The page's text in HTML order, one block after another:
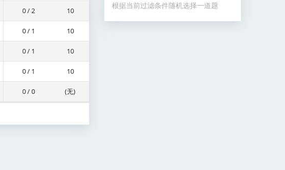
0 / 2 10
0 / 1 10
0 / 1 10
0 / 1 10
0 / 0 (无)
根据当前过滤条件随机选择一道题